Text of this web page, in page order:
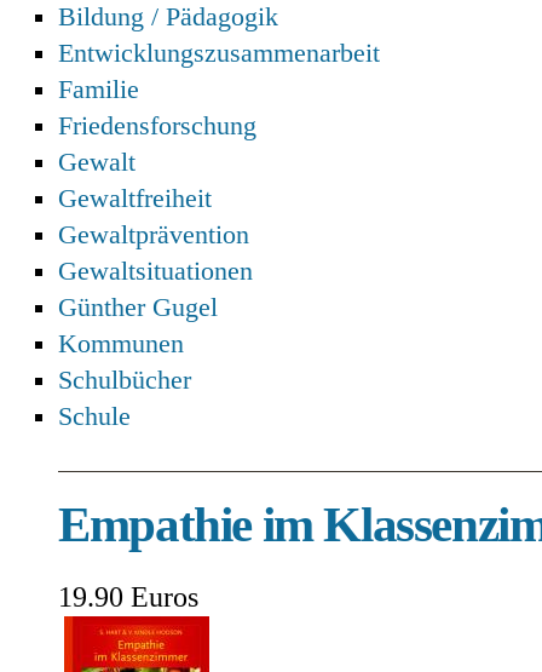
Bildung / Pädagogik
Entwicklungszusammenarbeit
Familie
Friedensforschung
Gewalt
Gewaltfreiheit
Gewaltprävention
Gewaltsituationen
Günther Gugel
Kommunen
Schulbücher
Schule
Empathie im
19.90 Euros